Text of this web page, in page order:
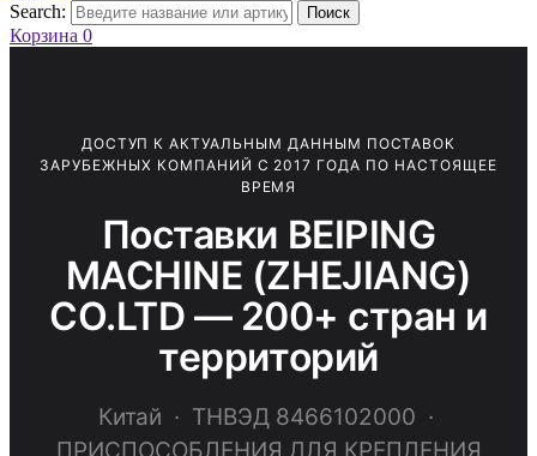
Search:
Поиск
Корзина 0
ДОСТУП К АКТУАЛЬНЫМ ДАННЫМ ПОСТАВОК
ЗАРУБЕЖНЫХ КОМПАНИЙ С 2017 ГОДА ПО НАСТОЯЩЕЕ
ВРЕМЯ
Поставки BEIPING
MACHINE (ZHEJIANG)
CO.LTD — 200+ стран и
территорий
Китай · ТНВЭД 8466102000 ·